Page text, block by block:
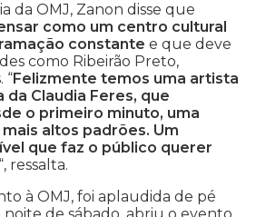
da OMJ, Zanon disse que
como um centro cultural
constante e que deve
como Ribeirão Preto,
“Felizmente temos uma artista
Claudia Feres, que
o primeiro minuto, uma
altos padrões. Um
que faz o público querer
“, ressalta.
à OMJ, foi aplaudida de pé